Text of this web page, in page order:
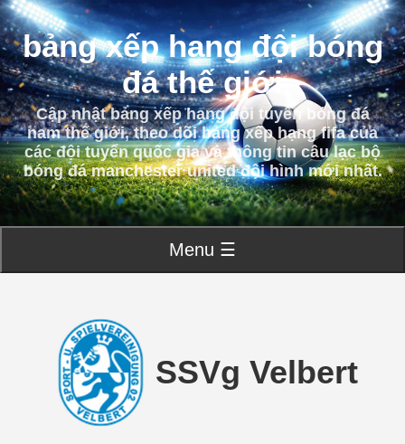
bảng xếp hạng đội bóng
đá thế giới
Cập nhật bảng xếp hạng đội tuyển bóng đá
nam thế giới, theo dõi bảng xếp hạng fifa của
các đội tuyển quốc gia và thông tin câu lạc bộ
bóng đá manchester united đội hình mới nhất.
Menu ☰
SSVg Velbert